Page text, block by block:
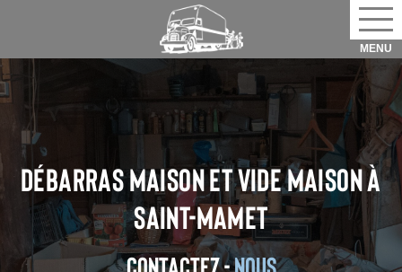
DÉBARRAS MAISON ET VIDE MAISONÀ
SAINT-MAMET